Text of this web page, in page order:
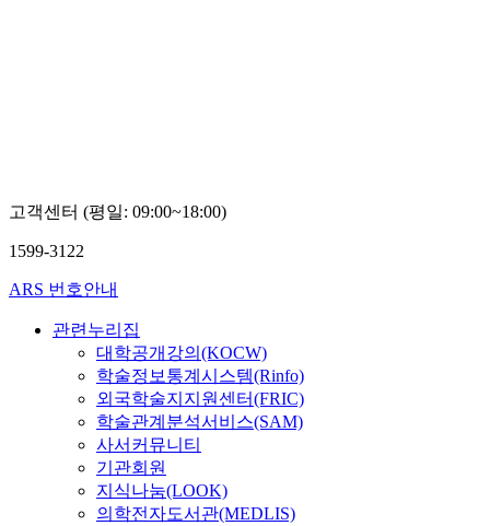
고객센터 (평일: 09:00~18:00)
1599-3122
ARS 번호안내
관련누리집
대학공개강의(KOCW)
학술정보통계시스템(Rinfo)
외국학술지지원센터(FRIC)
학술관계분석서비스(SAM)
사서커뮤니티
기관회원
지식나눔(LOOK)
의학전자도서관(MEDLIS)